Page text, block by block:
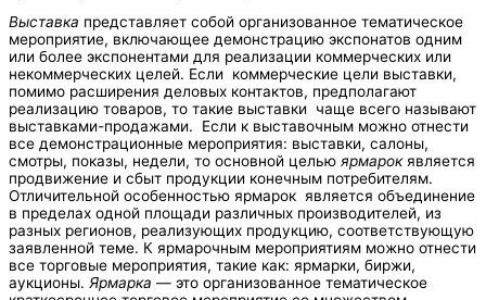
Выставка представляет собой организованное тематическое
мероприятие, включающее демонстрацию экспонатов одним
или более экспонентами для реализации коммерческих или
некоммерческих целей. Если коммерческие цели выставки,
помимо расширения деловых контактов, предполагают
реализацию товаров, то такие выставки чаще всего называют
выставками-продажами. Если к выставочным можно отнести
все демонстрационные мероприятия: выставки, салоны,
смотры, показы, недели, то основной целью ярмарок является
продвижение и сбыт продукции конечным потребителям.
Отличительной особенностью ярмарок является объединение
в пределах одной площади различных производителей, из
разных регионов, реализующих продукцию, соответствующую
заявленной теме. К ярмарочным мероприятиям можно отнести
все торговые мероприятия, такие как: ярмарки, биржи,
аукционы. Ярмарка — это организованное тематическое